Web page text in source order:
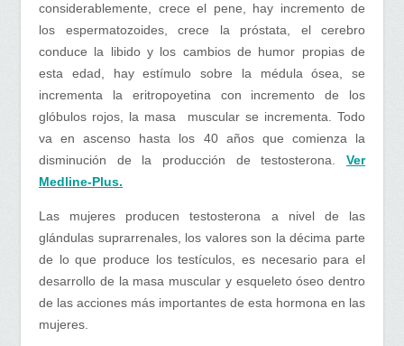
considerablemente, crece el pene, hay incremento de
los espermatozoides, crece la próstata, el cerebro
conduce la libido y los cambios de humor propias de
esta edad, hay estímulo sobre la médula ósea, se
incrementa la eritropoyetina con incremento de los
glóbulos rojos, la masa muscular se incrementa. Todo
va en ascenso hasta los 40 años que comienza la
disminución de la producción de testosterona. Ver
Medline-Plus.
Las mujeres producen testosterona a nivel de las
glándulas suprarrenales, los valores son la décima parte
de lo que produce los testículos, es necesario para el
desarrollo de la masa muscular y esqueleto óseo dentro
de las acciones más importantes de esta hormona en las
mujeres.